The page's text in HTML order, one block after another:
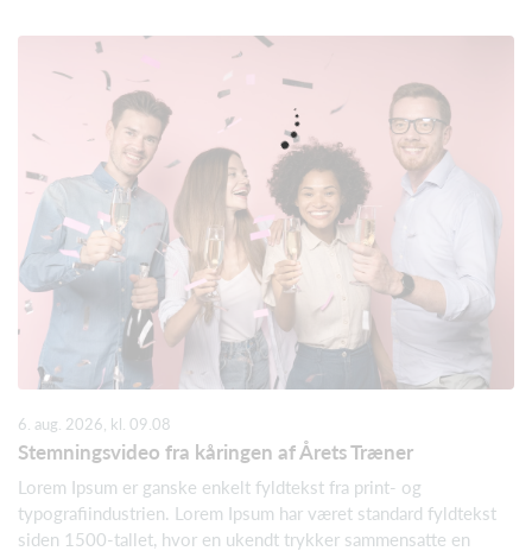
6. aug. 2026, kl. 09.08
Stemningsvideo fra kåringen af Årets Træner
Lorem Ipsum er ganske enkelt fyldtekst fra print- og
typografiindustrien. Lorem Ipsum har været standard fyldtekst
siden 1500-tallet, hvor en ukendt trykker sammensatte en